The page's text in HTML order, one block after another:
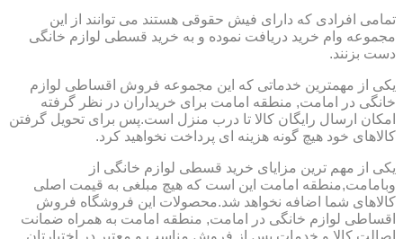
تمامی افرادی که دارای فیش حقوقی هستند می توانند از این
مجموعه وام خرید دریافت نموده و به خرید قسطی لوازم خانگی
دست بزنند.
یکی از مهمترین خدماتی که این مجموعه فروش اقساطی لوازم
خانگی در امامت, منطقه امامت برای خریداران در نظر گرفته
امکان ارسال رایگان کالا تا درب منزل است.پس برای تحویل گرفتن
کالاهای خود هیچ گونه هزینه ای پرداخت نخواهید کرد.
یکی از مهم ترین مزایای خرید قسطی لوازم خانگی از
وبامامت,منطقه امامت این است که هیچ مبلغی به قیمت اصلی
کالاهای شما اضافه نخواهد شد.محصولات این فروشگاه فروش
اقساطی لوازم خانگی در امامت, منطقه امامت به همراه ضمانت